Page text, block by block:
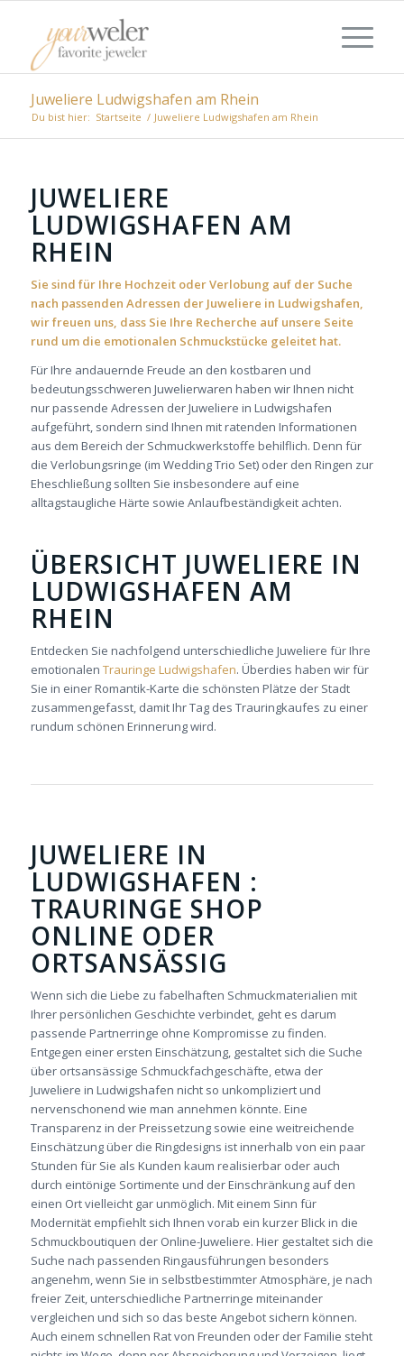
Juweliere Ludwigshafen am Rhein
Du bist hier: Startseite / Juweliere Ludwigshafen am Rhein
JUWELIERE
LUDWIGSHAFEN AM
RHEIN
Sie sind für Ihre Hochzeit oder Verlobung auf der Suche
nach passenden Adressen der Juweliere in Ludwigshafen,
wir freuen uns, dass Sie Ihre Recherche auf unsere Seite
rund um die emotionalen Schmuckstücke geleitet hat.
Für Ihre andauernde Freude an den kostbaren und
bedeutungsschweren Juwelierwaren haben wir Ihnen nicht
nur passende Adressen der Juweliere in Ludwigshafen
aufgeführt, sondern sind Ihnen mit ratenden Informationen
aus dem Bereich der Schmuckwerkstoffe behilflich. Denn für
die Verlobungsringe (im Wedding Trio Set) oder den Ringen zur
Eheschließung sollten Sie insbesondere auf eine
alltagstaugliche Härte sowie Anlaufbeständigkeit achten.
ÜBERSICHT JUWELIERE IN
LUDWIGSHAFEN AM
RHEIN
Entdecken Sie nachfolgend unterschiedliche Juweliere für Ihre
emotionalen Trauringe Ludwigshafen. Überdies haben wir für
Sie in einer Romantik-Karte die schönsten Plätze der Stadt
zusammengefasst, damit Ihr Tag des Trauringkaufes zu einer
rundum schönen Erinnerung wird.
JUWELIERE IN
LUDWIGSHAFEN :
TRAURINGE SHOP
ONLINE ODER
ORTSANSÄSSIG
Wenn sich die Liebe zu fabelhaften Schmuckmaterialien mit
Ihrer persönlichen Geschichte verbindet, geht es darum
passende Partnerringe ohne Kompromisse zu finden.
Entgegen einer ersten Einschätzung, gestaltet sich die Suche
über ortsansässige Schmuckfachgeschäfte, etwa der
Juweliere in Ludwigshafen nicht so unkompliziert und
nervenschonend wie man annehmen könnte. Eine
Transparenz in der Preissetzung sowie eine weitreichende
Einschätzung über die Ringdesigns ist innerhalb von ein paar
Stunden für Sie als Kunden kaum realisierbar oder auch
durch eintönige Sortimente und der Einschränkung auf den
einen Ort vielleicht gar unmöglich. Mit einem Sinn für
Modernität empfiehlt sich Ihnen vorab ein kurzer Blick in die
Schmuckboutiquen der Online-Juweliere. Hier gestaltet sich die
Suche nach passenden Ringausführungen besonders
angenehm, wenn Sie in selbstbestimmter Atmosphäre, je nach
freier Zeit, unterschiedliche Partnerringe miteinander
vergleichen und sich so das beste Angebot sichern können.
Auch einem schnellen Rat von Freunden oder der Familie steht